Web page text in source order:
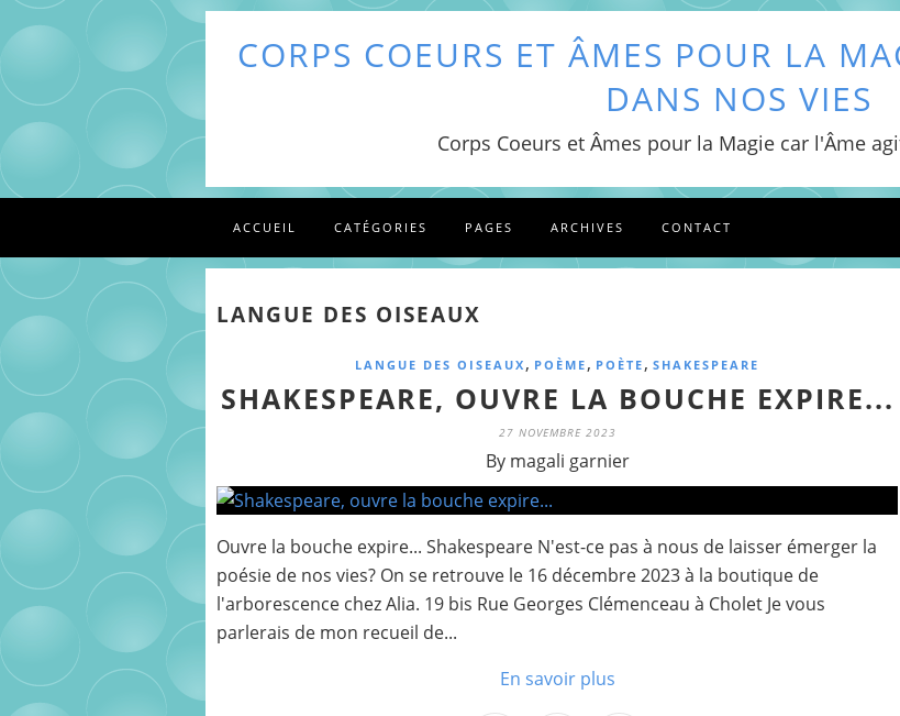
CORPS COEURS ET ÂMES POUR LA
DANS NOS VIES
Corps Coeurs et Âmes pour la Magie car l'Âme
ACCUEIL CATÉGORIES PAGES ARCHIVES CONTACT
LANGUE DES OISEAUX
LANGUE DES OISEAUX, POÈME, POÈTE, SHAKESPEARE
SHAKESPEARE, OUVRE LA BOUCHE EXPIRE...
27 NOVEMBRE 2023
By magali garnier
Ouvre la bouche expire... Shakespeare N'est-ce pas à nous de laisser émerger la
poésie de nos vies? On se retrouve le 16 décembre 2023 à la boutique de
l'arborescence chez Alia. 19 bis Rue Georges Clémenceau à Cholet Je vous
parlerais de mon recueil de...
En savoir plus